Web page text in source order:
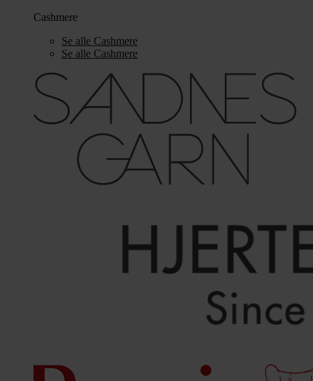
Cashmere
Se alle Cashmere
Se alle Cashmere